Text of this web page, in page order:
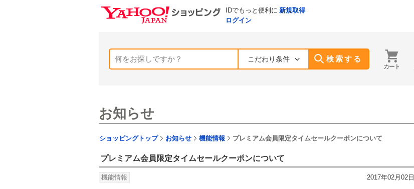
IDでもっと便利に 新規取得
ログイン
こだわり条件 検索する
カート
お知らせ
ショッピングトップ お知らせ 機能情報 プレミアム会員限定タイムセールクーポンについて
プレミアム会員限定タイムセールクーポンについて
機能情報 2017年02月02日